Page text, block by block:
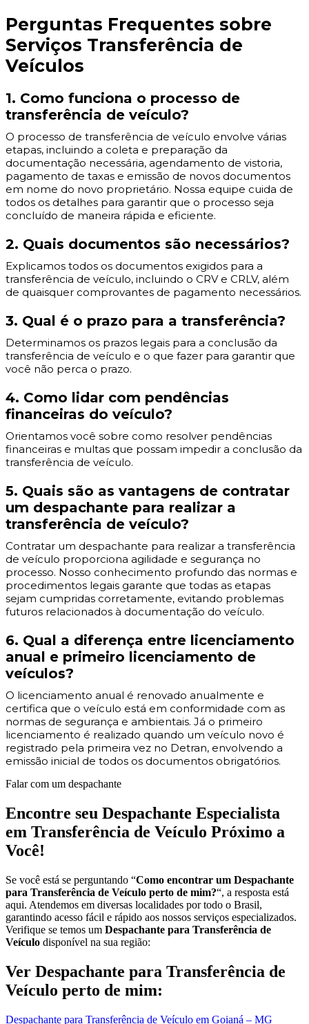
Perguntas Frequentes sobre
Serviços Transferência de
Veículos
1. Como funciona o processo de
transferência de veículo?
O processo de transferência de veículo envolve várias
etapas, incluindo a coleta e preparação da
documentação necessária, agendamento de vistoria,
pagamento de taxas e emissão de novos documentos
em nome do novo proprietário. Nossa equipe cuida de
todos os detalhes para garantir que o processo seja
concluído de maneira rápida e eficiente.
2. Quais documentos são necessários?
Explicamos todos os documentos exigidos para a
transferência de veículo, incluindo o CRV e CRLV, além
de quaisquer comprovantes de pagamento necessários.
3. Qual é o prazo para a transferência?
Determinamos os prazos legais para a conclusão da
transferência de veículo e o que fazer para garantir que
você não perca o prazo.
4. Como lidar com pendências
financeiras do veículo?
Orientamos você sobre como resolver pendências
financeiras e multas que possam impedir a conclusão da
transferência de veículo.
5. Quais são as vantagens de contratar
um despachante para realizar a
transferência de veículo?
Contratar um despachante para realizar a transferência
de veículo proporciona agilidade e segurança no
processo. Nosso conhecimento profundo das normas e
procedimentos legais garante que todas as etapas
sejam cumpridas corretamente, evitando problemas
futuros relacionados à documentação do veículo.
6. Qual a diferença entre licenciamento
anual e primeiro licenciamento de
veículos?
O licenciamento anual é renovado anualmente e
certifica que o veículo está em conformidade com as
normas de segurança e ambientais. Já o primeiro
licenciamento é realizado quando um veículo novo é
registrado pela primeira vez no Detran, envolvendo a
emissão inicial de todos os documentos obrigatórios.
Falar com um despachante
Encontre seu Despachante Especialista
em Transferência de Veículo Próximo a
Você!
Se você está se perguntando “Como encontrar um Despachante
para Transferência de Veículo perto de mim?“, a resposta está
aqui. Atendemos em diversas localidades por todo o Brasil,
garantindo acesso fácil e rápido aos nossos serviços especializados.
Verifique se temos um Despachante para Transferência de
Veículo disponível na sua região:
Ver Despachante para Transferência de
Veículo perto de mim:
Despachante para Transferência de Veículo em Goianá – MG